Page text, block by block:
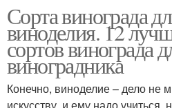
Сорта винограда
виноделия. 12
сортов винограда
виноградника
Конечно, виноделие – дело не